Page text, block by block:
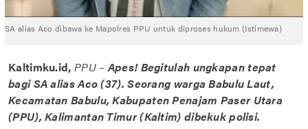
SA alias Aco dibawa ke Mapolres PPU untuk diproses hukum (Istimewa)
Kaltimku.id, PPU–Apes! Begitulah ungkapan tepat
bagi SA alias Aco (37). Seorang warga Babulu Laut,
Kecamatan Babulu, Kabupaten Penajam Paser Utara
(PPU), Kalimantan Timur (Kaltim) dibekuk polisi.